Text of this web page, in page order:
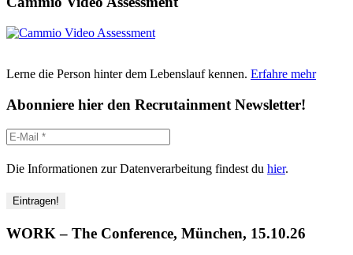
Lerne die Person hinter dem Lebenslauf kennen. Erfahre mehr
Abonniere hier den Recrutainment Newsletter!
Die Informationen zur Datenverarbeitung findest du hier.
WORK – The Conference, München, 15.10.26